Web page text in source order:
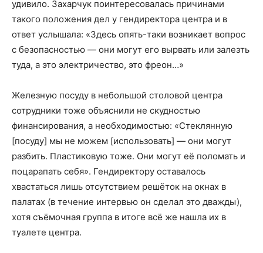
удивило. Захарчук поинтересовалась причинами
такого положения дел у гендиректора центра и в
ответ услышала: «Здесь опять-таки возникает вопрос
с безопасностью — они могут его вырвать или залезть
туда, а это электричество, это фреон…»
Железную посуду в небольшой столовой центра
сотрудники тоже объяснили не скудностью
финансирования, а необходимостью: «Стеклянную
[посуду] мы не можем [использовать] — они могут
разбить. Пластиковую тоже. Они могут её поломать и
поцарапать себя». Гендиректору оставалось
хвастаться лишь отсутствием решёток на окнах в
палатах (в течение интервью он сделал это дважды),
хотя съёмочная группа в итоге всё же нашла их в
туалете центра.